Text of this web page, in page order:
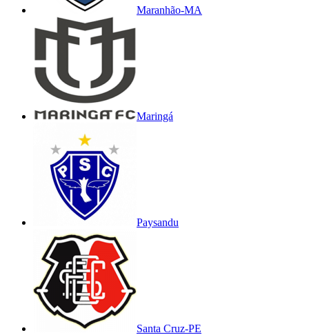
Maranhão-MA
Maringá
Paysandu
Santa Cruz-PE